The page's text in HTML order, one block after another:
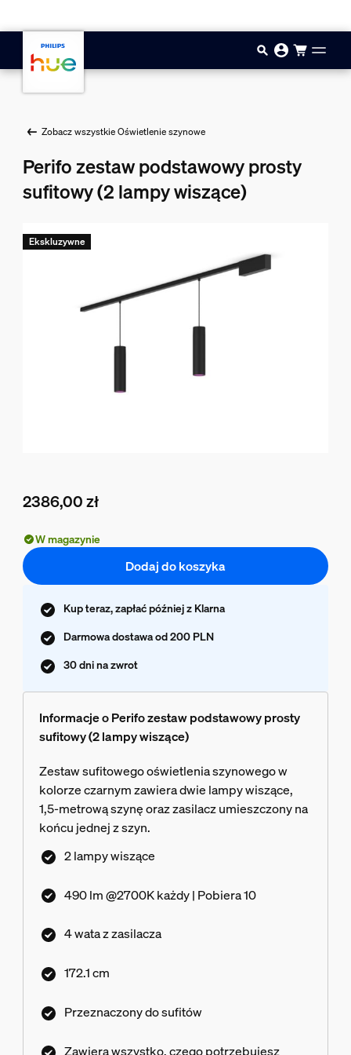
Zobacz wszystkie Oświetlenie szynowe
Perifo zestaw podstawowy prosty
sufitowy (2 lampy wiszące)
2386,00 zł
Ekskluzywne
W magazynie
Dodaj do koszyka
Kup teraz, zapłać później z Klarna
Darmowa dostawa od 200 PLN
30 dni na zwrot
Informacje o Perifo zestaw podstawowy prosty
sufitowy (2 lampy wiszące)
Zestaw sufitowego oświetlenia szynowego w
kolorze czarnym zawiera dwie lampy wiszące,
1,5-metrową szynę oraz zasilacz umieszczony na
końcu jednej z szyn.
2 lampy wiszące
490 lm @2700K każdy | Pobiera 10
4 wata z zasilacza
172.1 cm
Przeznaczony do sufitów
Zawiera wszystko, czego potrzebujesz